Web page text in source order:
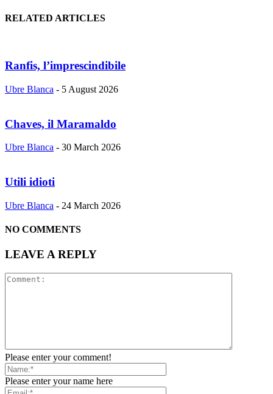
RELATED ARTICLES
Ranfis, l’imprescindibile
Ubre Blanca - 5 August 2026
Chaves, il Maramaldo
Ubre Blanca - 30 March 2026
Utili idioti
Ubre Blanca - 24 March 2026
NO COMMENTS
LEAVE A REPLY
Please enter your comment!
Please enter your name here